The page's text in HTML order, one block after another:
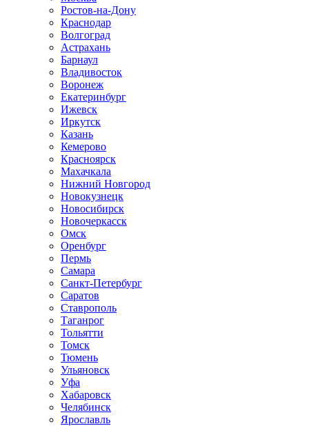
Ростов-на-Дону
Краснодар
Волгоград
Астрахань
Барнаул
Владивосток
Воронеж
Екатеринбург
Ижевск
Иркутск
Казань
Кемерово
Красноярск
Махачкала
Нижний Новгород
Новокузнецк
Новосибирск
Новочеркаcск
Омск
Оренбург
Пермь
Самара
Санкт-Петербург
Саратов
Ставрополь
Таганрог
Тольятти
Томск
Тюмень
Ульяновск
Уфа
Хабаровск
Челябинск
Ярославль